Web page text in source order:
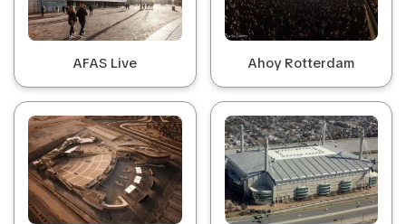
AFAS Live Ahoy Rotterdam